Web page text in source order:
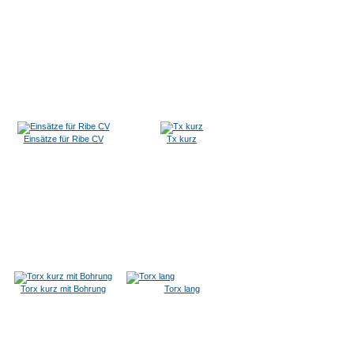
Einsätze für Ribe CV Tx kurz
Torx kurz mit Bohrung Torx lang